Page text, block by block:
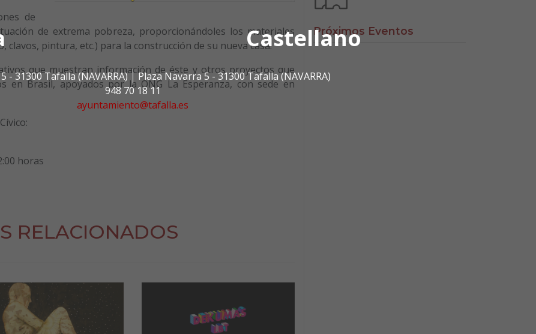
Castellano
- 31300 Tafalla (NAVARRA)
Plaza Navarra 5 - 31300 Tafalla (NAVARRA)
948 70 18 11
ayuntamiento@tafalla.es
de
de extrema pobreza, proporcionándoles los materiales
clavos, pintura, etc.) para la construcción de su nueva casa.
que muestran información de éste y otros proyectos que
en Brasil, apoyados por la ONG La Esperanza, con sede en
horas
RELACIONADOS
Próximos Eventos